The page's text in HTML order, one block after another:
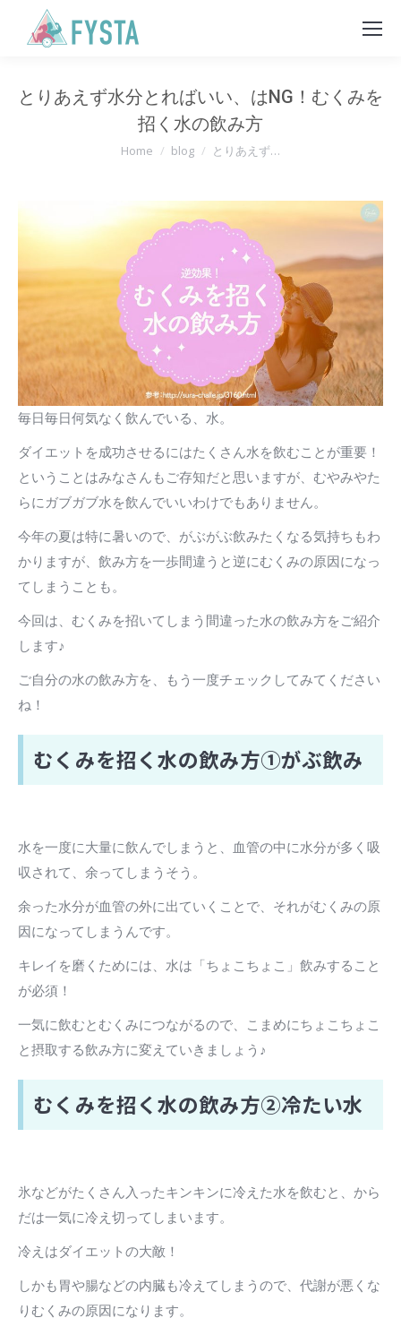
とりあえず水分とればいい、はNG！むくみを
招く水の飲み方
You are here:
Home blog とりあえず…
毎日毎日何気なく飲んでいる、水。
ダイエットを成功させるにはたくさん水を飲むことが重要！
ということはみなさんもご存知だと思いますが、むやみやた
らにガブガブ水を飲んでいいわけでもありません。
今年の夏は特に暑いので、がぶがぶ飲みたくなる気持ちもわ
かりますが、飲み方を一歩間違うと逆にむくみの原因になっ
てしまうことも。
今回は、むくみを招いてしまう間違った水の飲み方をご紹介
します♪
ご自分の水の飲み方を、もう一度チェックしてみてください
ね！
むくみを招く水の飲み方①がぶ飲み
水を一度に大量に飲んでしまうと、血管の中に水分が多く吸
収されて、余ってしまうそう。
余った水分が血管の外に出ていくことで、それがむくみの原
因になってしまうんです。
キレイを磨くためには、水は「ちょこちょこ」飲みすること
が必須！
一気に飲むとむくみにつながるので、こまめにちょこちょこ
と摂取する飲み方に変えていきましょう♪
むくみを招く水の飲み方②冷たい水
氷などがたくさん入ったキンキンに冷えた水を飲むと、から
だは一気に冷え切ってしまいます。
冷えはダイエットの大敵！
しかも胃や腸などの内臓も冷えてしまうので、代謝が悪くな
りむくみの原因になります。